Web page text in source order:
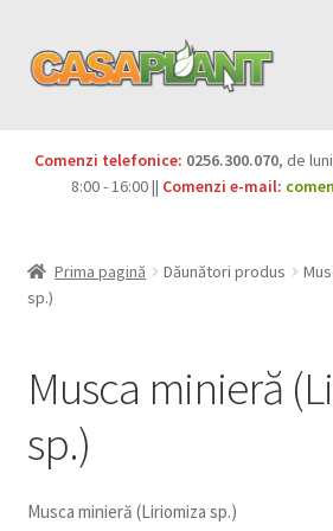
Pesticide
Produse BIO
Igienă publică
Casa și grădina
Comenzi telefonice: 0256.300.070, de
8:00 - 16:00 || Comenzi e-mail:
Prima pagină Dăunători produs
sp.)
Musca minieră
sp.)
Musca minieră (Liriomiza sp.)